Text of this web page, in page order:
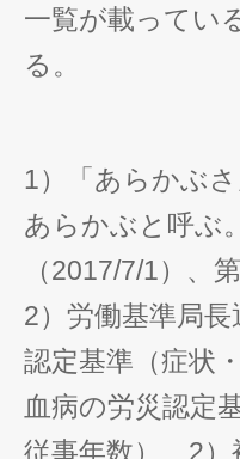
一覧が載ってい
る。
1）「あらかぶ
あらかぶと呼ぶ
（2017/7/1）、
2）労働基準局
認定基準（症状
血病の労災認定
従事年数）、2